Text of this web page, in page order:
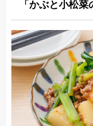
「かぶと小松